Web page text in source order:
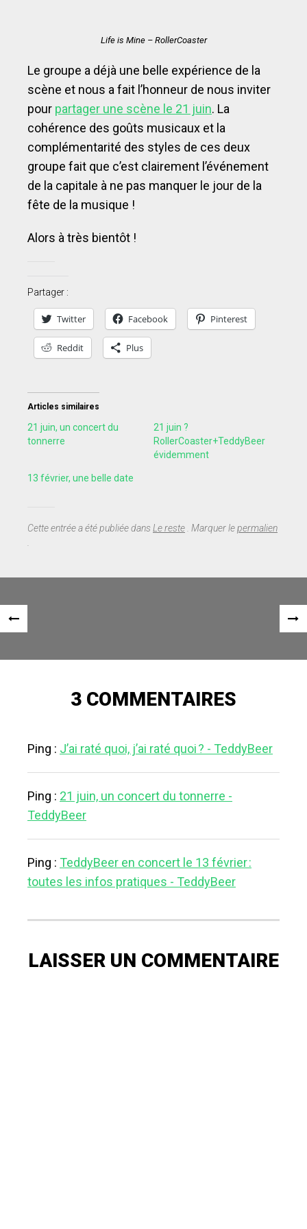
Life is Mine – RollerCoaster
Le groupe a déjà une belle expérience de la
scène et nous a fait l’honneur de nous inviter
pour partager une scène le 21 juin. La
cohérence des goûts musicaux et la
complémentarité des styles de ces deux
groupe fait que c’est clairement l’événement
de la capitale à ne pas manquer le jour de la
fête de la musique !
Alors à très bientôt !
Partager :
Twitter Facebook Pinterest
Reddit Plus
Articles similaires
21 juin, un concert du
tonnerre
21 juin ?
RollerCoaster+TeddyBeer
évidemment
13 février, une belle date
Cette entrée a été publiée dans Le reste . Marquer lepermalien
Navigation
3 COMMENTAIRES
Ping : J’ai raté quoi, j’ai raté quoi ? - TeddyBeer
Ping : 21 juin, un concert du tonnerre -
TeddyBeer
Ping : TeddyBeer en concert le 13 février :
toutes les infos pratiques - TeddyBeer
LAISSER UN COMMENTAIRE